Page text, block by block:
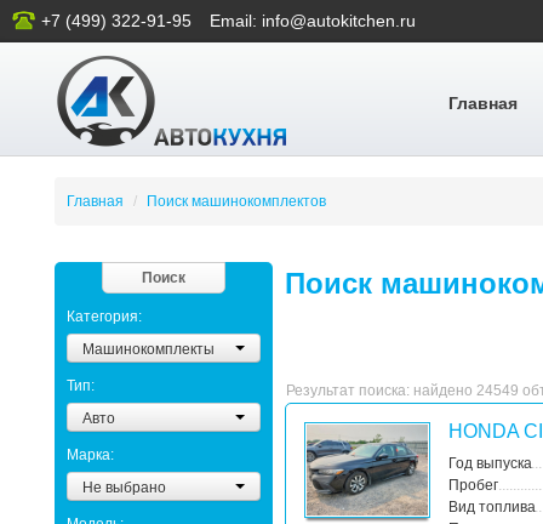
+7 (499) 322-91-95 Email: info@autokitchen.ru
Главная
Главная / Поиск машинокомплектов
Поиск
Категория:
Машинокомплекты
Тип:
Авто
Марка:
Не выбрано
Поиск
Результат поиска: найдено 24549
HONDA
Год выпуска
Пробег
Вид топлива